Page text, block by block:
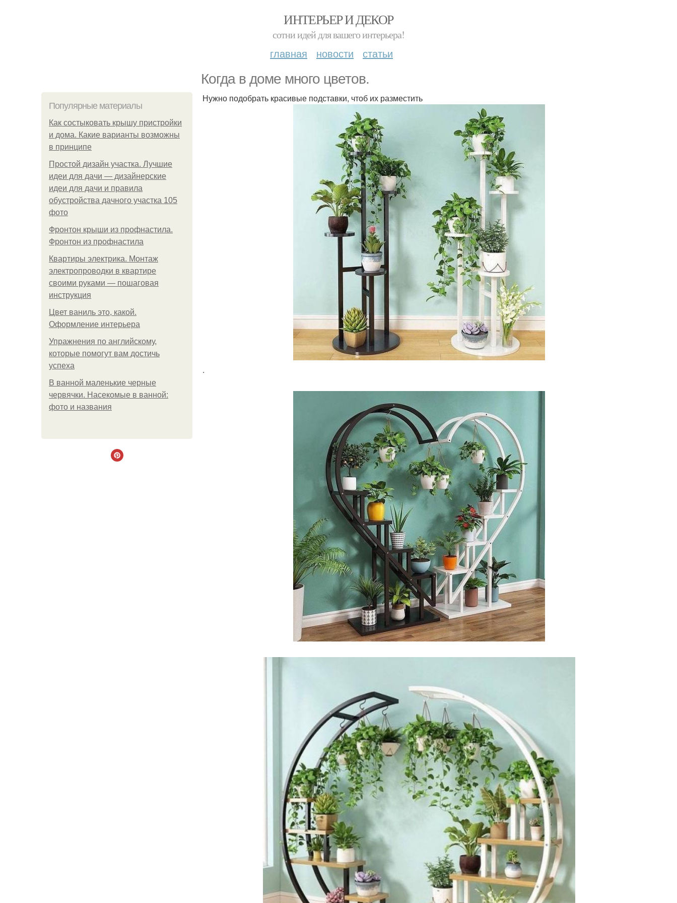
ИНТЕРЬЕР И ДЕКОР
сотни идей для вашего интерьера!
главная новости статьи
Когда в доме много цветов.
Популярные материалы
Как состыковать крышу пристройки
и дома. Какие варианты возможны
в принципе
Простой дизайн участка. Лучшие
идеи для дачи — дизайнерские
идеи для дачи и правила
обустройства дачного участка 105
фото
Фронтон крыши из профнастила.
Фронтон из профнастила
Квартиры электрика. Монтаж
электропроводки в квартире
своими руками — пошаговая
инструкция
Цвет ваниль это, какой.
Оформление интерьера
Упражнения по английскому,
которые помогут вам достичь
успеха
В ванной маленькие черные
червячки. Насекомые в ванной:
фото и названия
Нужно подобрать красивые подставки, чтоб их разместить
.